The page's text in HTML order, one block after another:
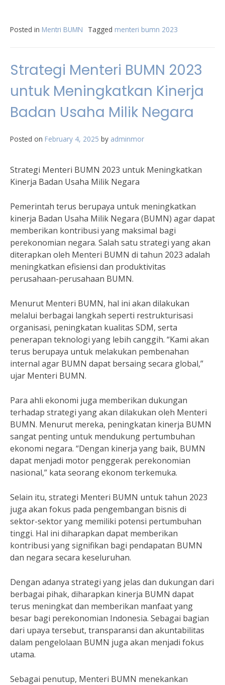
Posted in Mentri BUMN Tagged menteri bumn 2023
Strategi Menteri BUMN 2023
untuk Meningkatkan Kinerja
Badan Usaha Milik Negara
Posted on February 4, 2025 by adminmor
Strategi Menteri BUMN 2023 untuk Meningkatkan
Kinerja Badan Usaha Milik Negara
Pemerintah terus berupaya untuk meningkatkan
kinerja Badan Usaha Milik Negara (BUMN) agar dapat
memberikan kontribusi yang maksimal bagi
perekonomian negara. Salah satu strategi yang akan
diterapkan oleh Menteri BUMN di tahun 2023 adalah
meningkatkan efisiensi dan produktivitas
perusahaan-perusahaan BUMN.
Menurut Menteri BUMN, hal ini akan dilakukan
melalui berbagai langkah seperti restrukturisasi
organisasi, peningkatan kualitas SDM, serta
penerapan teknologi yang lebih canggih. “Kami akan
terus berupaya untuk melakukan pembenahan
internal agar BUMN dapat bersaing secara global,”
ujar Menteri BUMN.
Para ahli ekonomi juga memberikan dukungan
terhadap strategi yang akan dilakukan oleh Menteri
BUMN. Menurut mereka, peningkatan kinerja BUMN
sangat penting untuk mendukung pertumbuhan
ekonomi negara. “Dengan kinerja yang baik, BUMN
dapat menjadi motor penggerak perekonomian
nasional,” kata seorang ekonom terkemuka.
Selain itu, strategi Menteri BUMN untuk tahun 2023
juga akan fokus pada pengembangan bisnis di
sektor-sektor yang memiliki potensi pertumbuhan
tinggi. Hal ini diharapkan dapat memberikan
kontribusi yang signifikan bagi pendapatan BUMN
dan negara secara keseluruhan.
Dengan adanya strategi yang jelas dan dukungan dari
berbagai pihak, diharapkan kinerja BUMN dapat
terus meningkat dan memberikan manfaat yang
besar bagi perekonomian Indonesia. Sebagai bagian
dari upaya tersebut, transparansi dan akuntabilitas
dalam pengelolaan BUMN juga akan menjadi fokus
utama.
Sebagai penutup, Menteri BUMN menekankan